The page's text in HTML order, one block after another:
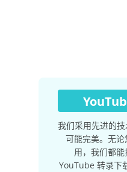
我们采用先进的
可能完美。无
用，我们都
YouTube 转录下